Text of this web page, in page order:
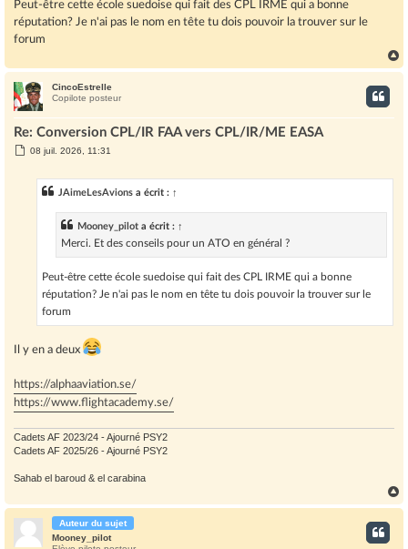
Peut-être cette école suedoise qui fait des CPL IRME qui a bonne
réputation? Je n'ai pas le nom en tête tu dois pouvoir la trouver sur le
forum
a
CincoEstrelle
Copilote posteur
Re: Conversion CPL/IR FAA vers CPL/IR/ME EASA
M08 juil. 2026, 11:31
JAimeLesAvions a écrit : ↑
Mooney_pilot a écrit : ↑
Merci. Et des conseils pour un ATO en général ?
Peut-être cette école suedoise qui fait des CPL IRME qui a bonne
réputation? Je n'ai pas le nom en tête tu dois pouvoir la trouver sur le
forum
Il y en a deux
https://alphaaviation.se/
https://www.flightacademy.se/
Cadets AF 2023/24 - Ajourné PSY2
Cadets AF 2025/26 - Ajourné PSY2
Sahab el baroud & el carabina
a
Auteur du sujet
Mooney_pilot